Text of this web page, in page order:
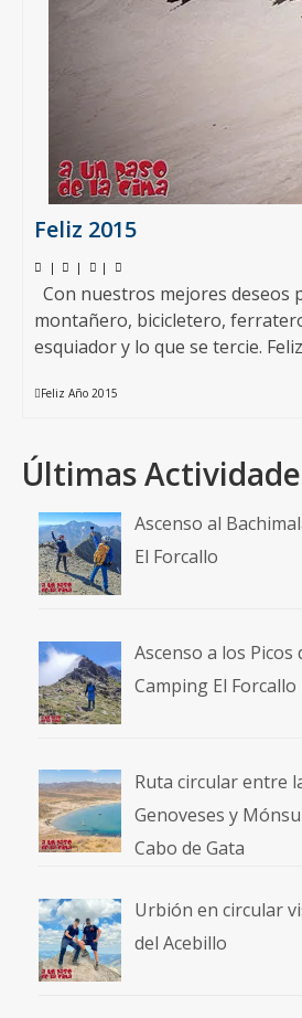
Feliz 2015
| | |
Con nuestros mejores deseos
montañero, bicicletero,
esquiador y lo que se tercie.
Feliz Año 2015
Últimas
Ascenso al
El Forcallo
Ascenso a los Picos
Camping El Forcallo
Ruta circular entre
Genoveses y
Cabo de Gata
Urbión en circular
del Acebillo